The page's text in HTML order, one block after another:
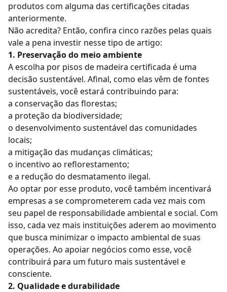
produtos com alguma das certificações citadas
anteriormente.
Não acredita? Então, confira cinco razões pelas quais
vale a pena investir nesse tipo de artigo:
1. Preservação do meio ambiente
A escolha por pisos de madeira certificada é uma
decisão sustentável. Afinal, como elas vêm de fontes
sustentáveis, você estará contribuindo para:
a conservação das florestas;
a proteção da biodiversidade;
o desenvolvimento sustentável das comunidades
locais;
a mitigação das mudanças climáticas;
o incentivo ao reflorestamento;
e a redução do desmatamento ilegal.
Ao optar por esse produto, você também incentivará
empresas a se comprometerem cada vez mais com
seu papel de responsabilidade ambiental e social. Com
isso, cada vez mais instituições aderem ao movimento
que busca minimizar o impacto ambiental de suas
operações. Ao apoiar negócios como esse, você
contribuirá para um futuro mais sustentável e
consciente.
2. Qualidade e durabilidade